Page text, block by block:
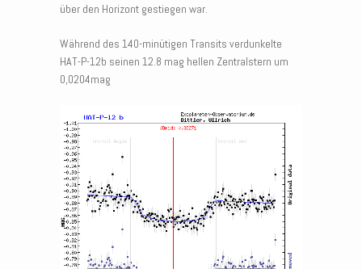
über den Horizont gestiegen war.
Während des 140-minütigen Transits verdunkelte
HAT-P-12b seinen 12.8 mag hellen Zentralstern um
0,0204mag